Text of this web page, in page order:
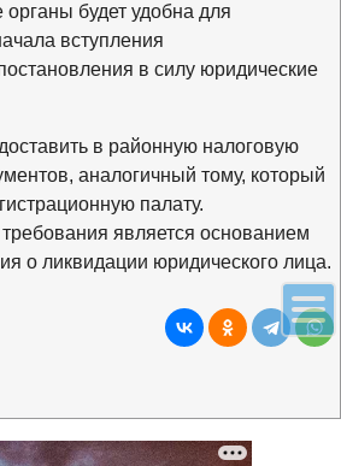
будет удобна для
вступления
в силу юридические
в районную налоговую
аналогичный тому, который
палату.
является основанием
о ликвидации юридического лица.